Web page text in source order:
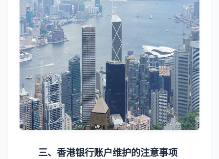
三、香港银行账户维护的注意事项